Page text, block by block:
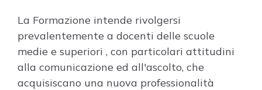
La Formazione intende rivolgersi
prevalentemente a docenti delle scuole
medie e superiori , con particolari attitudini
alla comunicazione ed all'ascolto, che
acquisiscano una nuova professionalità